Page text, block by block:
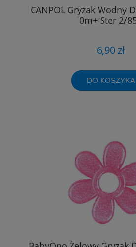
CANPOL Gryzak Wodny
0m+ Ster 2/
6,90 zł
DO KOSZYKA